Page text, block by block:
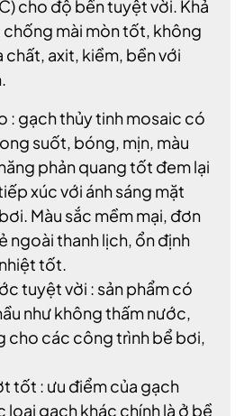
cho độ bền tuyệt vời. Khả
mài mòn tốt, không
chất, axit, kiềm, bền với
: gạch thủy tinh mosaic có
suốt, bóng, mịn, màu
phản quang tốt đem lại
xúc với ánh sáng mặt
Màu sắc mềm mại, đơn
ngoài thanh lịch, ổn định
tốt.
tuyệt vời : sản phẩm có
như không thấm nước,
cho các công trình bể bơi,
tốt : ưu điểm của gạch
loại gạch khác chính là ở bề